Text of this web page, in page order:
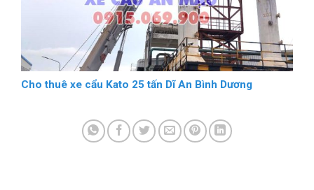
Cho thuê xe cẩu Kato 25 tấn Dĩ An Bình Dương